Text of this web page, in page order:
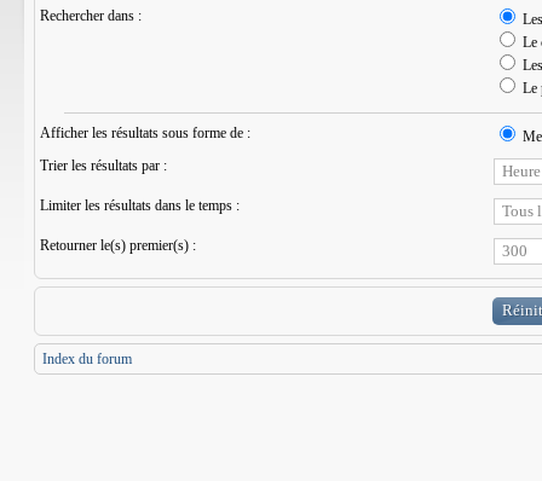
Rechercher dans :
Le
Le
Afficher les résultats sous forme de :
Trier les résultats par :
Limiter les résultats dans le temps :
Retourner le(s) premier(s) :
Index du forum